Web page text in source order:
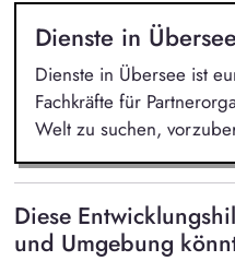
Dienste in Übersee
Dienste in Übersee ist
Fachkräfte für
Welt zu suchen,
Diese
und Umgebung